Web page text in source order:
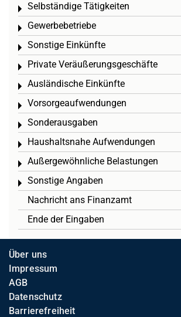
Selbständige Tätigkeiten
Toggle menu
Gewerbebetriebe
Toggle menu
Sonstige Einkünfte
Toggle menu
Private Veräußerungsgeschäfte
Toggle menu
Ausländische Einkünfte
Toggle menu
Vorsorgeaufwendungen
Toggle menu
Sonderausgaben
Toggle menu
Haushaltsnahe Aufwendungen
Toggle menu
Außergewöhnliche Belastungen
Toggle menu
Sonstige Angaben
Toggle menu
Nachricht ans Finanzamt
Ende der Eingaben
Über uns
Impressum
AGB
Datenschutz
Barrierefreiheit